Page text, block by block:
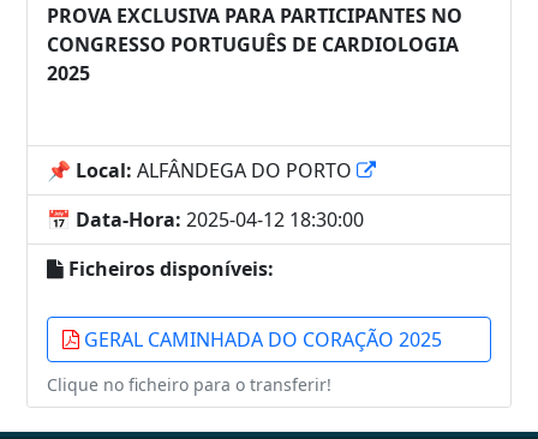
PROVA EXCLUSIVA PARA PARTICIPANTES NO
CONGRESSO PORTUGUÊS DE CARDIOLOGIA
2025
📌 Local: ALFÂNDEGA DO PORTO
📅 Data-Hora: 2025-04-12 18:30:00
Ficheiros disponíveis:
GERAL CAMINHADA DO CORAÇÃO 2025
Clique no ficheiro para o transferir!